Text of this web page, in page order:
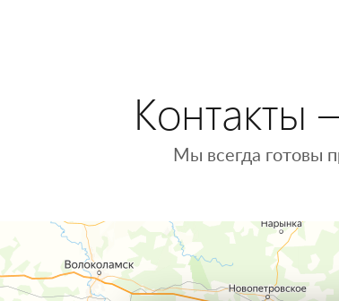
Контакты
Мы всегда готовы